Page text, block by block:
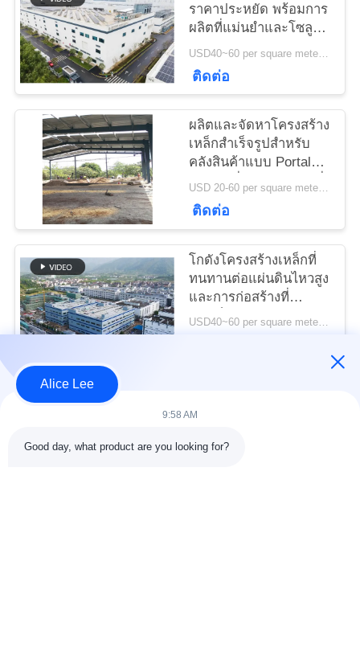
ข่าว
กรณี
แผนผัง
เว็บไซต์
นโยบาย
ความ
เป็น
ส่วน
ตัว
ราคาประหยัด พร้อมการ
ผลิตที่แม่นยำและโซลูชัน
การจัดส่งแบบครบวงจร USD40~60 per square meter MOQ:1000 sqm
ติดต่อ
ผลิตและจัดหาโครงสร้าง
เหล็กสำเร็จรูปสำหรับ
คลังสินค้าแบบ Portal
Frame ที่ออกแบบตามสั่งUSD 20-60 per square meter MOQ:1000 ตารางเมตร
ติดต่อ
โกดังโครงสร้างเหล็กที่
ทนทานต่อแผ่นดินไหวสูง
และการก่อสร้างที่
รวดเร็วสำหรับความ
USD40~60 per square meter MOQ:1,000 ตารางเมตร
หมวดหมู่ยอดนิยม
Alice Lee
9:58 AM
Good day, what product are you looking for?